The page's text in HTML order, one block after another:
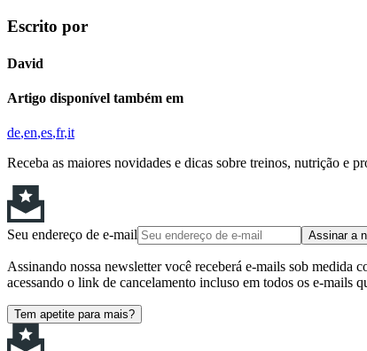
Escrito por
David
Artigo disponível também em
de en es fr it
Receba as maiores novidades e dicas sobre treinos, nutrição e
Seu endereço de e-mail Assinar a
Assinando nossa newsletter você receberá e-mails sob medida
acessando o link de cancelamento incluso em todos os e-mails
Tem apetite para mais?